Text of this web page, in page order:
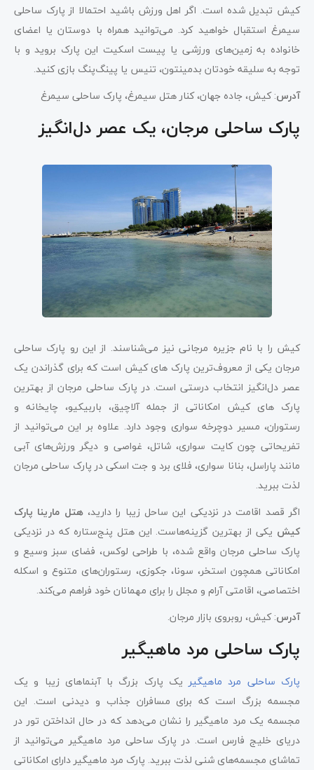
کیش تبدیل شده است. اگر اهل ورزش باشید احتمالا از پارک ساحلی
سیمرغ استقبال خواهید کرد. می‌توانید همراه با دوستان یا اعضای
خانواده‌ به زمین‌های ورزشی یا پیست اسکیت این پارک بروید و با
توجه به سلیقه‌ خودتان بدمینتون، تنیس یا پینگ‌پنگ بازی کنید.
آدرس: کیش، جاده جهان، کنار هتل سیمرغ، پارک ساحلی سیمرغ
پارک ساحلی مرجان، یک عصر دل‌انگیز
کیش را با نام جزیره مرجانی نیز می‌شناسند. از این رو پارک ساحلی
مرجان یکی از معروف‌ترین پارک های کیش است که برای گذراندن یک
عصر دل‌انگیز انتخاب درستی است. در پارک ساحلی مرجان از بهترین
پارک های کیش امکاناتی از جمله آلاچیق، باربیکیو، چایخانه و
رستوران، مسیر دوچرخه سواری وجود دارد. علاوه بر این می‌توانید از
تفریحاتی چون کایت سواری، شاتل، غواصی و دیگر ورزش‌های آبی
مانند پاراسل، بنانا سواری، فلای برد و جت اسکی در پارک ساحلی مرجان
لذت ببرید.
اگر قصد اقامت در نزدیکی این ساحل زیبا را دارید،هتل مارینا پارک
کیش یکی از بهترین گزینه‌هاست. این هتل پنج‌ستاره که در نزدیکی
پارک ساحلی مرجان واقع شده، با طراحی لوکس، فضای سبز وسیع و
امکاناتی همچون استخر، سونا، جکوزی، رستوران‌های متنوع و اسکله
اختصاصی، اقامتی آرام و مجلل را برای مهمانان خود فراهم می‌کند.
آدرس: کیش، روبروی بازار مرجان.
پارک ساحلی مرد ماهیگیر
پارک ساحلی مرد ماهیگیریک پارک بزرگ با آبنماهای زیبا و یک
مجسمه بزرگ است که برای مسافران جذاب و دیدنی است. این
مجسمه یک مرد ماهیگیر را نشان می‌دهد که در حال انداختن تور در
دریای خلیج فارس است. در پارک ساحلی مرد ماهیگیر می‌توانید از
تماشای مجسمه‌های شنی لذت ببرید. پارک مرد ماهیگیر دارای امکاناتی